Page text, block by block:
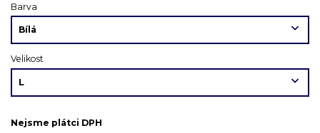
Barva
Velikost
Nejsme plátci DPH